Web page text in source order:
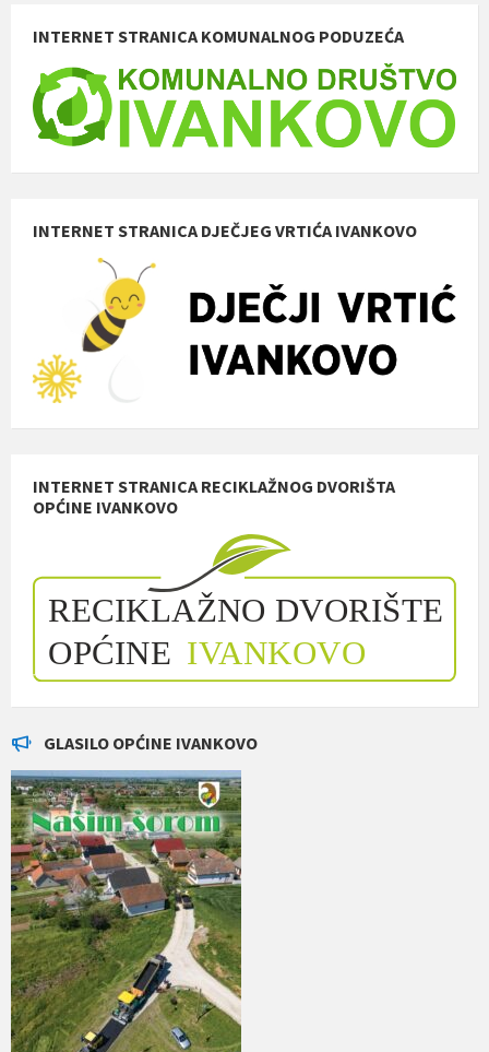
INTERNET STRANICA KOMUNALNOG PODUZEĆA
INTERNET STRANICA DJEČJEG VRTIĆA IVANKOVO
INTERNET STRANICA RECIKLAŽNOG DVORIŠTA
OPĆINE IVANKOVO
GLASILO OPĆINE IVANKOVO